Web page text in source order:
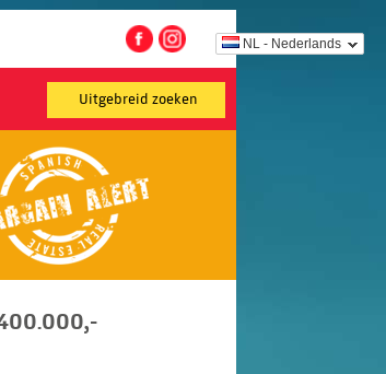
NL - Nederlands
Uitgebreid zoeken